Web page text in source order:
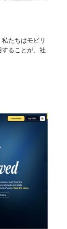
たちはモビリ
ることが、社